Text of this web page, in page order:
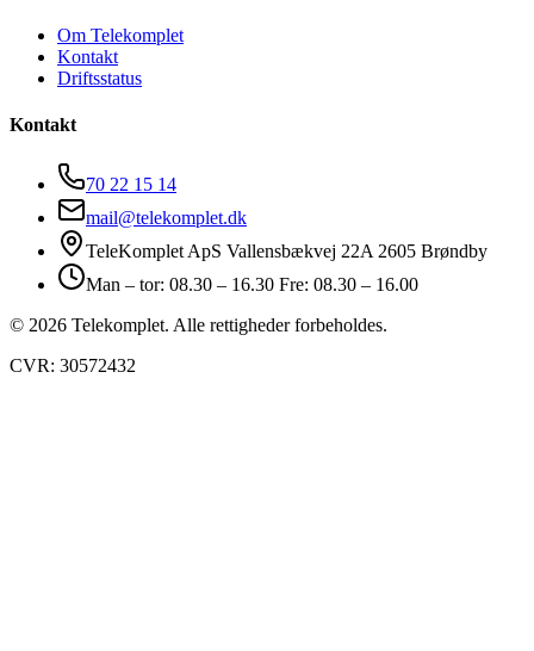
Om Telekomplet
Kontakt
Driftsstatus
Kontakt
70 22 15 14
mail@telekomplet.dk
TeleKomplet ApS Vallensbækvej 22A 2605 Brøndby
Man – tor: 08.30 – 16.30 Fre: 08.30 – 16.00
© 2026 Telekomplet. Alle rettigheder forbeholdes.
CVR: 30572432